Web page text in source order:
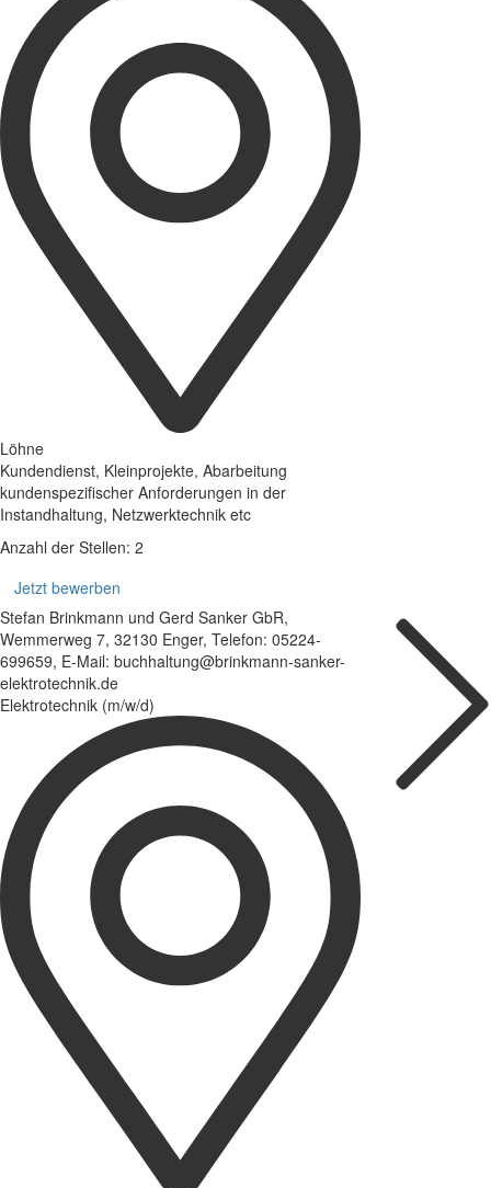
Löhne
Kundendienst, Kleinprojekte, Abarbeitung
kundenspezifischer Anforderungen in der
Instandhaltung, Netzwerktechnik etc
Anzahl der Stellen: 2
Jetzt bewerben
Stefan Brinkmann und Gerd Sanker GbR,
Wemmerweg 7, 32130 Enger, Telefon: 05224-
699659, E-Mail: buchhaltung@brinkmann-sanker-
elektrotechnik.de
Elektrotechnik (m/w/d)